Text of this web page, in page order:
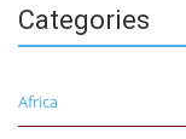
Categories
Africa